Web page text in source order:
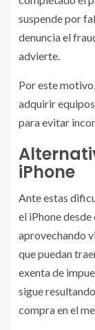
suspende por
denuncia el
advierte.
Por este
adquirir
para evitar
iPhone
Ante estas
el iPhone
aprovechando
que puedan
exenta de
sigue
compra en el